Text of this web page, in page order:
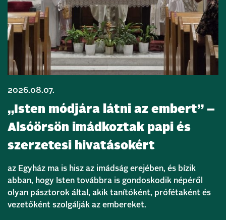
2026.08.07.
„Isten módjára látni az embert” –
Alsóörsön imádkoztak papi és
szerzetesi hivatásokért
az Egyház ma is hisz az imádság erejében, és bízik
abban, hogy Isten továbbra is gondoskodik népéről
olyan pásztorok által, akik tanítóként, prófétaként és
vezetőként szolgálják az embereket.